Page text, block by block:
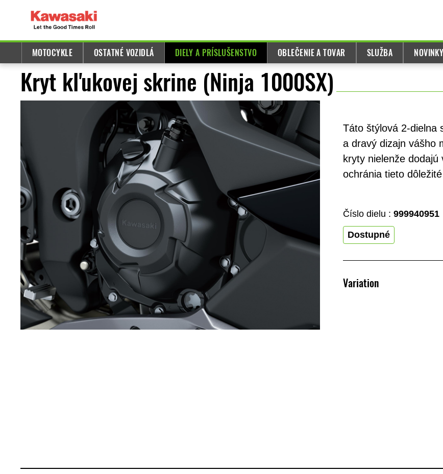
MOTOCYKLE OSTATNÉ VOZIDLÁ DIELY A PRÍSLUŠENSTVO OBLEČENIE A TOVAR SLUŽBA NOVINKY
Kryt kľukovej skrine (Ninja 1000SX)
Táto štýlová 2-dielna
a dravý dizajn vášho
kryty nielenže
ochránia tieto
Číslo dielu : 999940951
Dostupné
Variation